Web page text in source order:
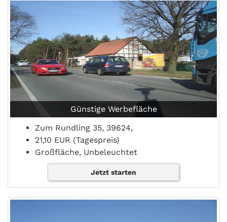
Günstige Werbefläche
Zum Rundling 35, 39624,
21,10 EUR (Tagespreis)
Großfläche, Unbeleuchtet
Jetzt starten